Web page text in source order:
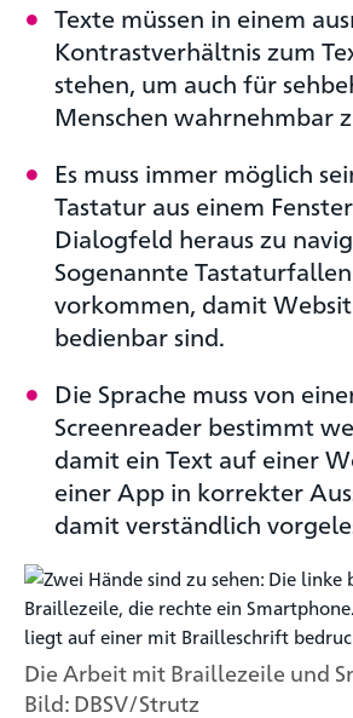
Texte müssen in einem
Kontrastverhältnis zum
stehen, um auch für
Menschen wahrnehmbar
Es muss immer möglich
Tastatur aus einem
Dialogfeld heraus zu
Sogenannte
vorkommen, damit
bedienbar sind.
Die Sprache muss von
Screenreader bestimmt
damit ein Text auf einer
einer App in korrekter
damit verständlich
Die Arbeit mit Braillezeile und
Bild: DBSV/Strutz